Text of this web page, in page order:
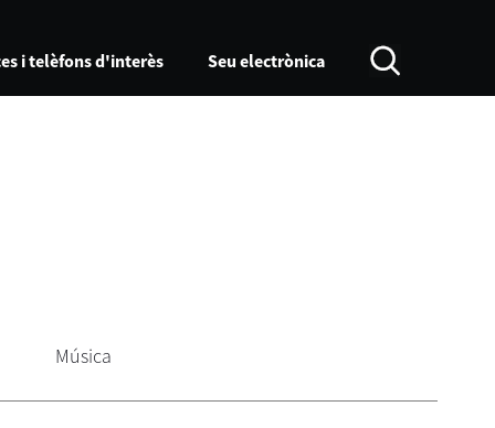
i telèfons d'interès Seu electrònica
Música